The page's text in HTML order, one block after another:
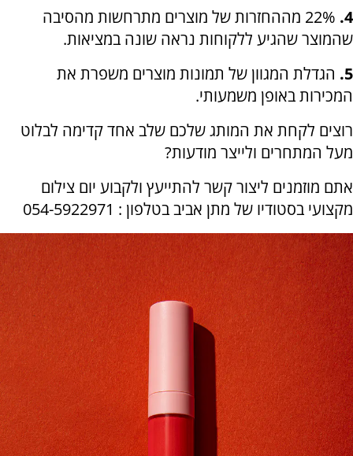
4.
22% מההחזרות של מוצרים מתרחשות מהסיבה
שהמוצר שהגיע ללקוחות נראה שונה במציאות.
5. הגדלת המגוון של תמונות מוצרים משפרת את
המכירות באופן משמעותי.
רוצים לקחת את המותג שלכם שלב אחד קדימה לבלוט
מעל המתחרים ולייצר מודעות?
אתם מוזמנים ליצור קשר להתייעץ ולקבוע יום צילום
מקצועי בסטודיו של מתן אביב בטלפון : 054-5922971